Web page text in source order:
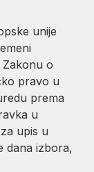
unije
o
pravo u
prema
u
upis u
dana izbora,